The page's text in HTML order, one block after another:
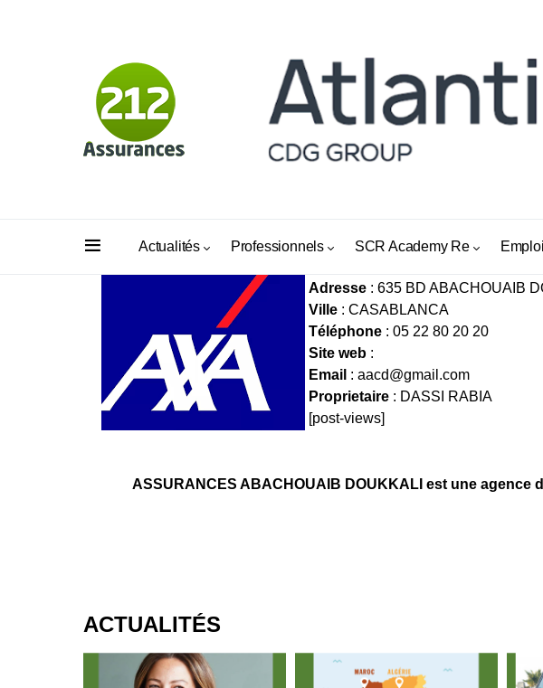
Actualités Professionnels SCR Academy Re
ASSURANCES
Adresse : 635 BD ABACHOUAIB
Ville : CASABLANCA
Téléphone : 05 22 80 20 20
Site web :
Email : aacd@gmail.com
Proprietaire : DASSI RABIA
[post-views]
ASSURANCES ABACHOUAIB DOUKKALI est une agence
ACTUALITÉS